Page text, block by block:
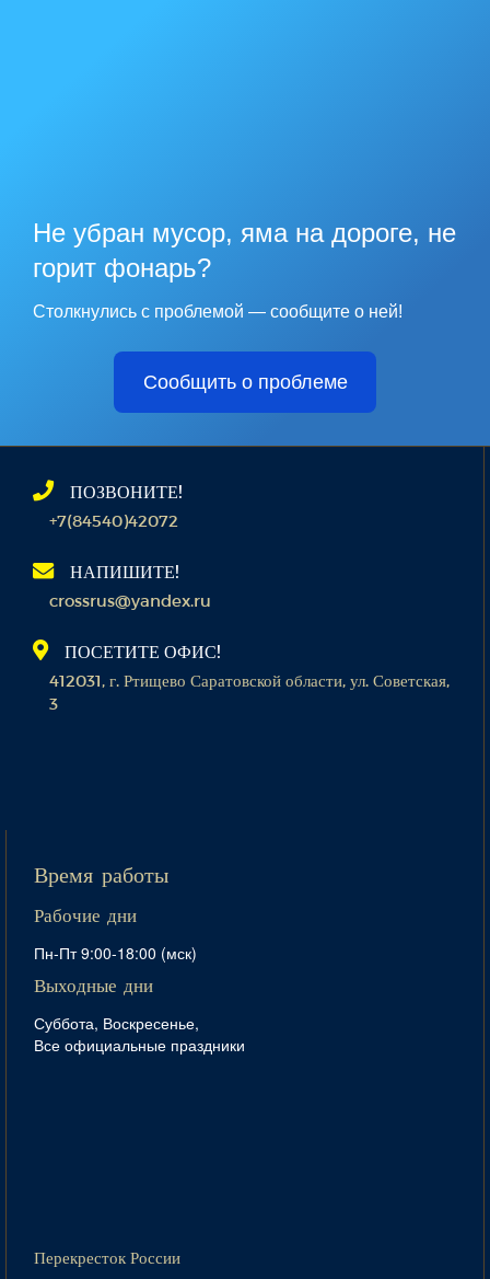
Не убран мусор, яма на дороге, не
горит фонарь?
Столкнулись с проблемой — сообщите о ней!
Сообщить о проблеме
ПОЗВОНИТЕ!
+7(84540)42072
НАПИШИТЕ!
crossrus@yandex.ru
ПОСЕТИТЕ ОФИС!
412031, г. Ртищево Саратовской области, ул. Советская,
3
Время работы
Рабочие дни
Пн-Пт 9:00-18:00 (мск)
Выходные дни
Суббота, Воскресенье,
Все официальные праздники
Перекресток России